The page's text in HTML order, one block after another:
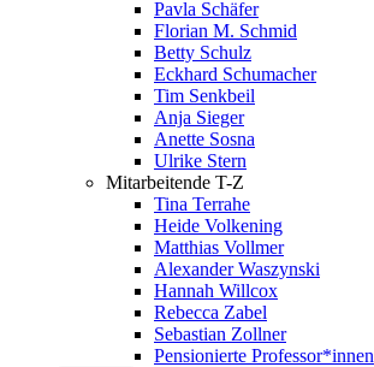
Pavla Schäfer
Florian M. Schmid
Betty Schulz
Eckhard Schumacher
Tim Senkbeil
Anja Sieger
Anette Sosna
Ulrike Stern
Mitarbeitende T-Z
Tina Terrahe
Heide Volkening
Matthias Vollmer
Alexander Waszynski
Hannah Willcox
Rebecca Zabel
Sebastian Zollner
Pensionierte Professor*innen